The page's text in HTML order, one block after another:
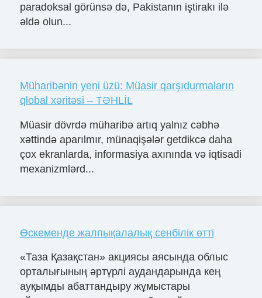
paradoksal görünsə də, Pakistanın iştirakı ilə
əldə olun...
Müharibənin yeni üzü: Müasir qarşıdurmaların
qlobal xəritəsi – TƏHLİL
Müasir dövrdə müharibə artıq yalnız cəbhə
xəttində aparılmır, münaqişələr getdikcə daha
çox ekranlarda, informasiya axınında və iqtisadi
mexanizmlərd...
Өскеменде жалпықалалық сенбілік өтті
«Таза Қазақстан» акциясы аясында облыс
орталығының әртүрлі аудандарында кең
ауқымды абаттандыру жұмыстары